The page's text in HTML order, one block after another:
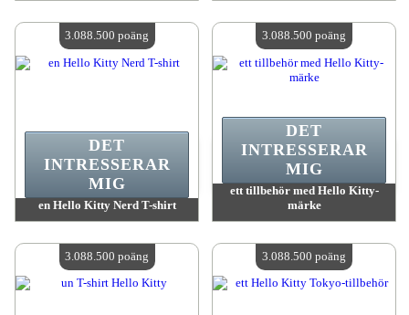
Antal tillgängliga:4
Antal tillgängliga:4
en Hello Kitty Nerd T-shirt
Antal tillgängliga:4
DET
INTRESSERAR
MIG
3.088.500 poäng
ett tillbehör med Hello Kitty-
märke
Antal tillgängliga:4
DET
INTRESSERAR
MIG
3.088.500 poäng
3.088.500 poäng 3.088.500 poäng